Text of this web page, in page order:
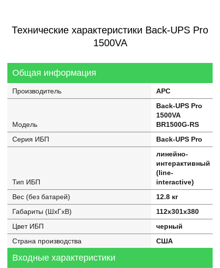
Технические характеристики Back-UPS Pro
1500VA
Общая информация
Производитель APC
Модель
Back-UPS Pro
1500VA
BR1500G-RS
Серия ИБП
Back-UPS Pro
Тип ИБП
линейно-
интерактивный
(line-
interactive)
Вес (без батарей)
12.8 кг
Габариты (ШхГхВ)
112x301x380
Цвет ИБП
черный
Страна производства
США
Входные характеристики